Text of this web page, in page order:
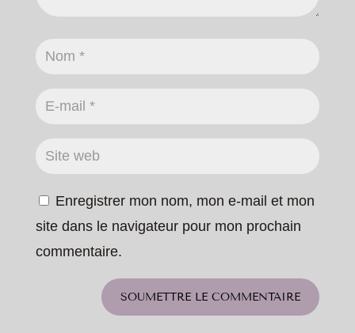
Enregistrer mon nom, mon e-mail et mon
site dans le navigateur pour mon prochain
commentaire.
SOUMETTRE LE COMMENTAIRE